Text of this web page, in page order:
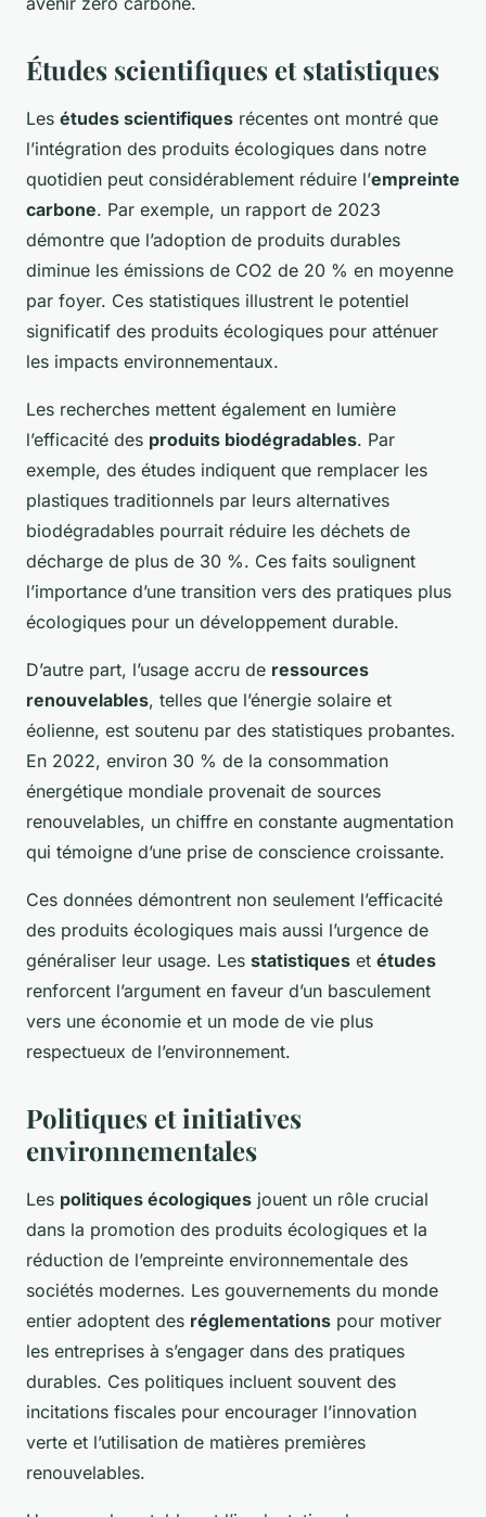
Études scientifiques et statistiques
Les études scientifiques récentes ont montré que
l’intégration des produits écologiques dans notre
quotidien peut considérablement réduire l’empreinte
carbone. Par exemple, un rapport de 2023
démontre que l’adoption de produits durables
diminue les émissions de CO2 de 20 % en moyenne
par foyer. Ces statistiques illustrent le potentiel
significatif des produits écologiques pour atténuer
les impacts environnementaux.
Les recherches mettent également en lumière
l’efficacité des produits biodégradables. Par
exemple, des études indiquent que remplacer les
plastiques traditionnels par leurs alternatives
biodégradables pourrait réduire les déchets de
décharge de plus de 30 %. Ces faits soulignent
l’importance d’une transition vers des pratiques plus
écologiques pour un développement durable.
D’autre part, l’usage accru de ressources
renouvelables, telles que l’énergie solaire et
éolienne, est soutenu par des statistiques probantes.
En 2022, environ 30 % de la consommation
énergétique mondiale provenait de sources
renouvelables, un chiffre en constante augmentation
qui témoigne d’une prise de conscience croissante.
Ces données démontrent non seulement l’efficacité
des produits écologiques mais aussi l’urgence de
généraliser leur usage. Les statistiques et études
renforcent l’argument en faveur d’un basculement
vers une économie et un mode de vie plus
respectueux de l’environnement.
Politiques et initiatives
environnementales
Les politiques écologiques jouent un rôle crucial
dans la promotion des produits écologiques et la
réduction de l’empreinte environnementale des
sociétés modernes. Les gouvernements du monde
entier adoptent des réglementations pour motiver
les entreprises à s’engager dans des pratiques
durables. Ces politiques incluent souvent des
incitations fiscales pour encourager l’innovation
verte et l’utilisation de matières premières
renouvelables.